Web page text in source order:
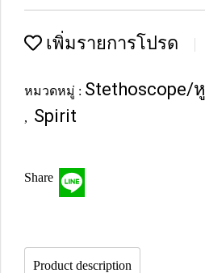
เพิ่มรายการโปรด
หมวดหมู่ : Stethoscope/
, Spirit
Share
Product description